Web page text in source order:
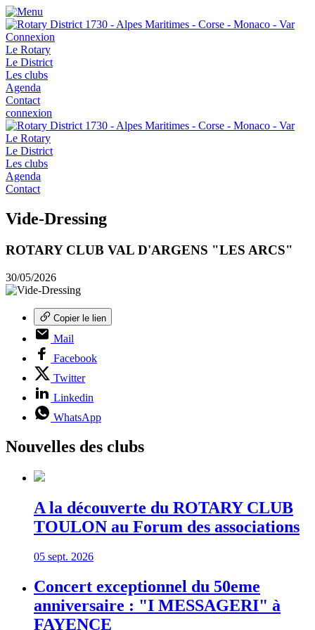
Connexion
Le Rotary
Le District
Les clubs
Agenda
Contact
connexion
Le Rotary
Le District
Les clubs
Agenda
Contact
Vide-Dressing
ROTARY CLUB VAL D'ARGENS "LES ARCS"
30/05/2026
Copier le lien
Mail
Facebook
Twitter
Linkedin
WhatsApp
Nouvelles des clubs
A la découverte du ROTARY CLUB
TOULON au Forum des associations
05 sept. 2026
Concert exceptionnel du 50eme
anniversaire : "I MESSAGERI" à
FAYENCE